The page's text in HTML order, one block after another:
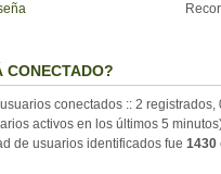
CONECTADO?
usuarios conectados :: 2
activos en los últimos 5
de usuarios identificados fue 1430